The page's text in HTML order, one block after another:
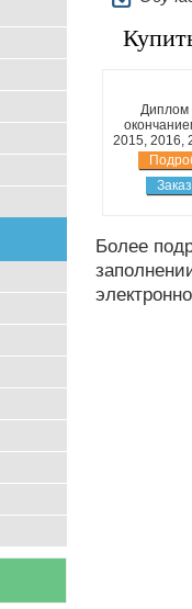
Диплом
2015, 2016,
Более